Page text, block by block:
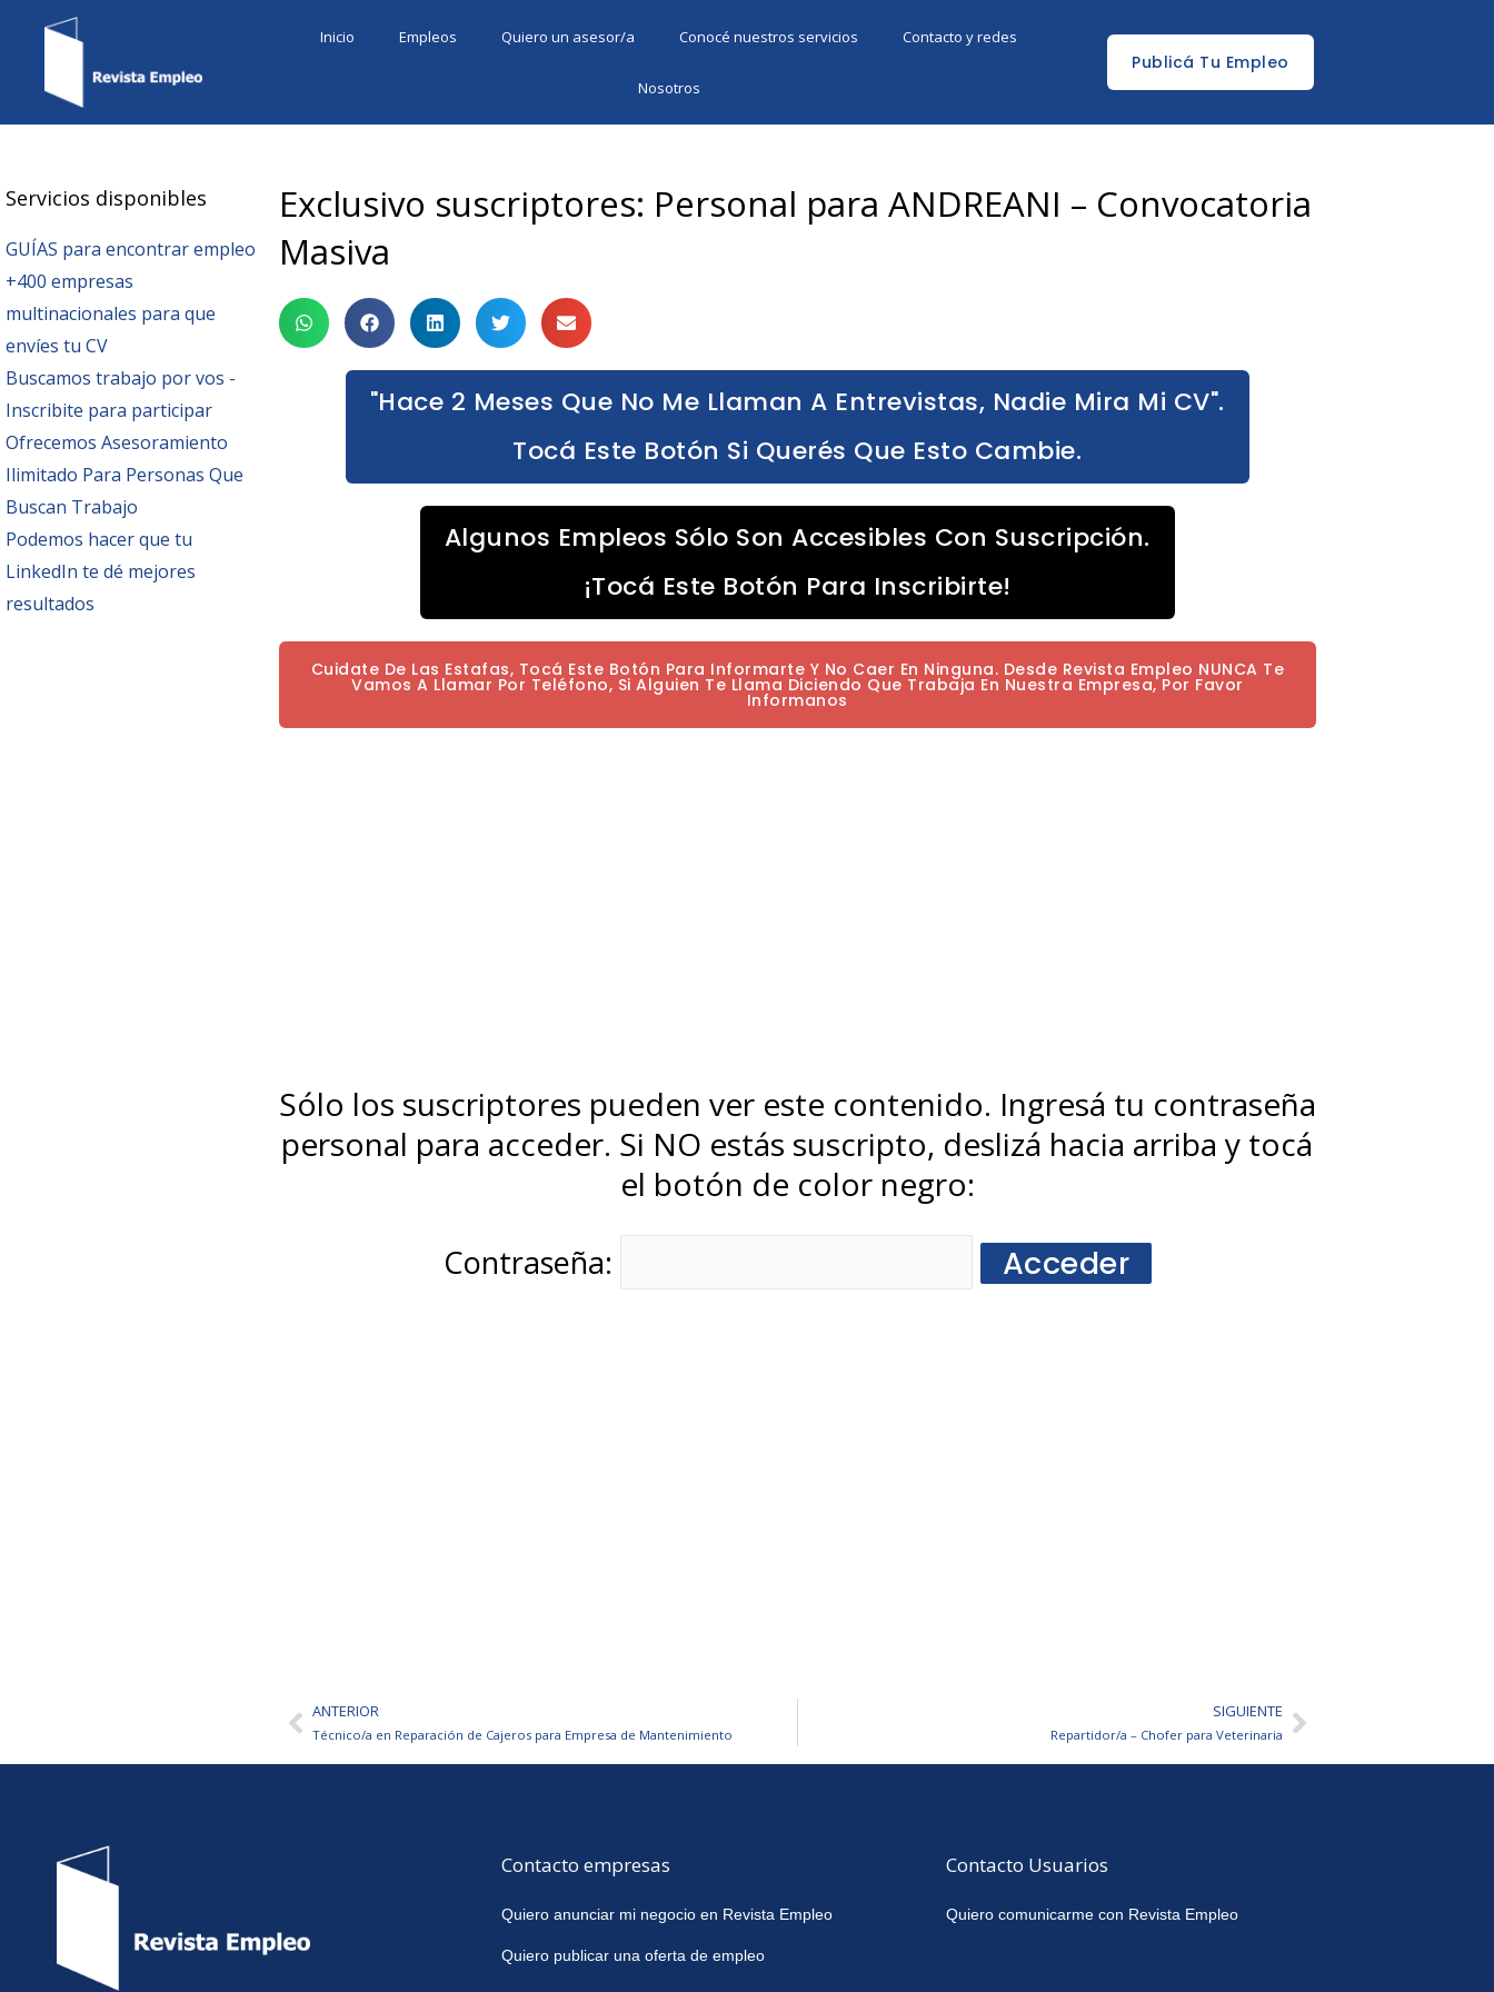
Inicio Empleos Quiero un asesor/a Conocé nuestros servicios Contacto y redes
Nosotros
Publicá Tu Empleo
Servicios disponibles
GUÍAS para encontrar empleo
+400 empresas
multinacionales para que
envíes tu CV
Buscamos trabajo por vos -
Inscribite para participar
Ofrecemos Asesoramiento
Ilimitado Para Personas Que
Buscan Trabajo
Podemos hacer que tu
LinkedIn te dé mejores
resultados
Exclusivo suscriptores: Personal para ANDREANI – Convocatoria
Masiva
"Hace 2 Meses Que No Me Llaman A Entrevistas, Nadie Mira Mi CV".
Tocá Este Botón Si Querés Que Esto Cambie.
Algunos Empleos Sólo Son Accesibles Con Suscripción.
¡Tocá Este Botón Para Inscribirte!
Cuidate De Las Estafas, Tocá Este Botón Para Informarte Y No Caer En Ninguna. Desde Revista Empleo NUNCA Te
Vamos A Llamar Por Teléfono, Si Alguien Te Llama Diciendo Que Trabaja En Nuestra Empresa, Por Favor
Informanos
Sólo los suscriptores pueden ver este contenido. Ingresá tu contraseña
personal para acceder. Si NO estás suscripto, deslizá hacia arriba y tocá
el botón de color negro:
Contraseña:
AntANTERIOR
Técnico/a en Reparación de Cajeros para Empresa de Mantenimiento
SIGUIENTE
Repartidor/a – Chofer para VeterinariaSiguiente
Contacto empresas
Quiero anunciar mi negocio en Revista Empleo
Quiero publicar una oferta de empleo
Contacto Usuarios
Quiero comunicarme con Revista Empleo